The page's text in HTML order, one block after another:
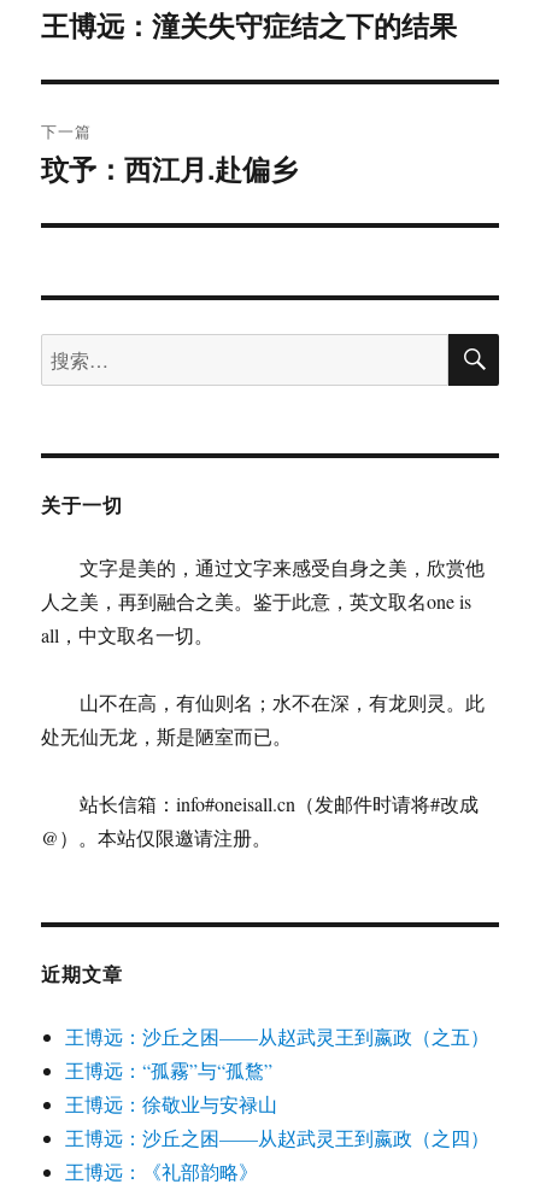
章
航
上
文
章：
王博远：潼关失守症结之下的结果
下一篇
下
文
玟予：西江月.赴偏乡
搜
索：
搜
关于一切
文字是美的，通过文字来感受自身之美，欣赏他
人之美，再到融合之美。鉴于此意，英文取名one is
all，中文取名一切。
山不在高，有仙则名；水不在深，有龙则灵。此
处无仙无龙，斯是陋室而已。
站长信箱：info#oneisall.cn（发邮件时请将#改成
@）。本站仅限邀请注册。
近期文章
王博远：沙丘之困——从赵武灵王到嬴政（之五）
王博远：“孤霧”与“孤鶩”
王博远：徐敬业与安禄山
王博远：沙丘之困——从赵武灵王到嬴政（之四）
王博远：《礼部韵略》